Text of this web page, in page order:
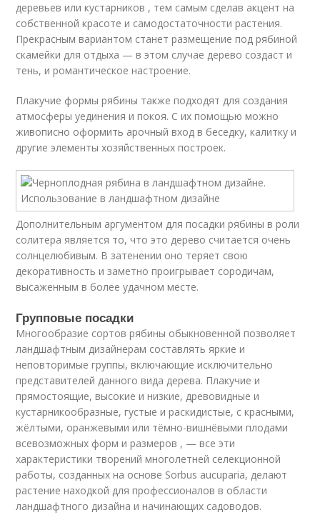
деревьев или кустарников , тем самым сделав акцент на
собственной красоте и самодостаточности растения.
Прекрасным вариантом станет размещение под рябиной
скамейки для отдыха — в этом случае дерево создаст и
тень, и романтическое настроение.
Плакучие формы рябины также подходят для создания
атмосферы уединения и покоя. С их помощью можно
живописно оформить арочный вход в беседку, калитку и
другие элементы хозяйственных построек.
Дополнительным аргументом для посадки рябины в роли
солитера является то, что это дерево считается очень
солнцелюбивым. В затенении оно теряет свою
декоративность и заметно проигрывает сородичам,
высаженным в более удачном месте.
Групповые посадки
Многообразие сортов рябины обыкновенной позволяет
ландшафтным дизайнерам составлять яркие и
неповторимые группы, включающие исключительно
представителей данного вида дерева. Плакучие и
прямостоящие, высокие и низкие, древовидные и
кустарникообразные, густые и раскидистые, с красными,
жёлтыми, оранжевыми или тёмно-вишнёвыми плодами
всевозможных форм и размеров , — все эти
характеристики творений многолетней селекционной
работы, созданных на основе Sоrbus aucupаria, делают
растение находкой для профессионалов в области
ландшафтного дизайна и начинающих садоводов.